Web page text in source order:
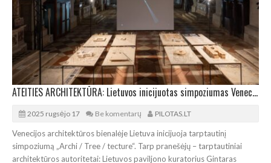
ATEITIES ARCHITEKTŪRA: Lietuvos inicijuotas simpoziumas Venecijos architektūros bienalėje
2025 rugsėjo 17 Be komentarų PILOTAS.LT
Venecijos architektūros bienalėje Lietuva inicijuoja tarptautinį
simpoziumą „Archi / Tree / tecture“. Tarp pranešėjų – tarptautiniai
architektūros autoritetai: Lietuvos paviljono kuratorius Gintaras